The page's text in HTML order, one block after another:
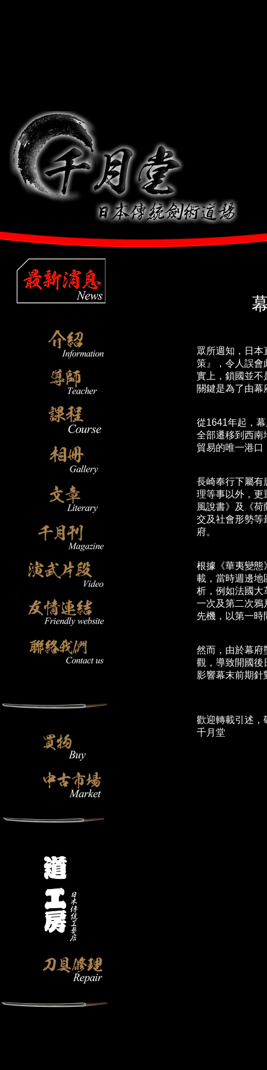
眾所週知，日
策』，令人誤會
實上，鎖國並不
關鍵是為了由幕
從1641年起，
全部遷移到西南
貿易的唯一港口
長崎奉行下屬有
理等事以外，更
風說書》及《
交及社會形勢等
府。
根據《華夷變態
載，當時週邊地
析，例如法國大
一次及第二次鴉
先機，以第一時
然而，由於幕府
觀，導致開國後
影響幕末前期針
歡迎轉載引述，
千月堂